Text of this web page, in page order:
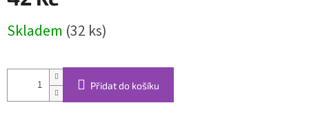
cena:
Skladem (32 ks)
Přidat do košíku